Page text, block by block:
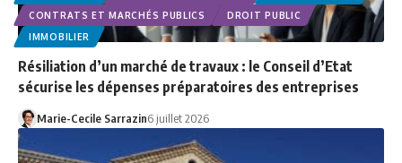
CONTRATS ET MARCHÉS PUBLICS
DROIT PUBLIC
IMMOBILIER
Résiliation d’un marché de travaux : le Conseil d’Etat
sécurise les dépenses préparatoires des entreprises
Marie-Cecile Sarrazin6 juillet 2026